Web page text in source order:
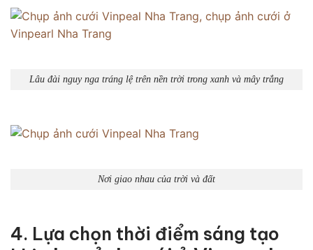
Lâu đài nguy nga tráng lệ trên nền trời trong xanh và mây trắng
Nơi giao nhau của trời và đất
4. Lựa chọn thời điểm sáng tạo